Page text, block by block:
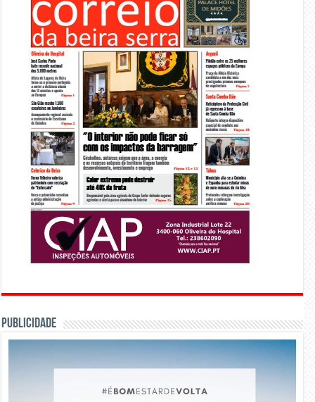
PUBLICIDADE